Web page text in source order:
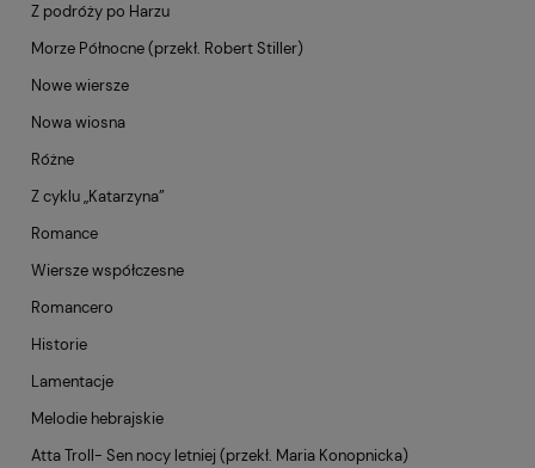
Z podróży po Harzu
Morze Północne (przekł. Robert Stiller)
Nowe wiersze
Nowa wiosna
Różne
Z cyklu „Katarzyna”
Romance
Wiersze współczesne
Romancero
Historie
Lamentacje
Melodie hebrajskie
Atta Troll- Sen nocy letniej (przekł. Maria Konopnicka)